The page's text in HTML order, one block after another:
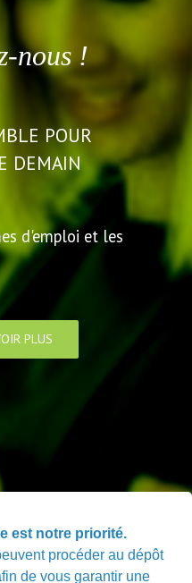
est notre priorité.
procéder au dépôt
de vous garantir une
nous !
POUR
DEMAIN
d'emploi et les
PLUS